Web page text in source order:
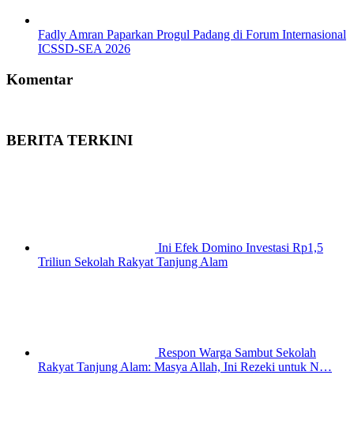
Fadly Amran Paparkan Progul Padang di Forum Internasional
ICSSD-SEA 2026
Komentar
BERITA TERKINI
Ini Efek Domino Investasi Rp1,5
Triliun Sekolah Rakyat Tanjung Alam
Respon Warga Sambut Sekolah
Rakyat Tanjung Alam: Masya Allah, Ini Rezeki untuk N…